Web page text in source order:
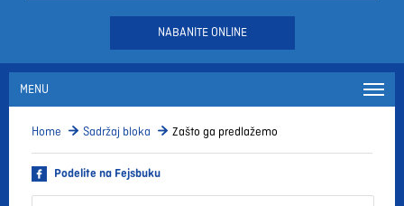
NABANITE ONLINE
MENU
Home Sadržaj bloka Zašto ga predlažemo
Podelite na Fejsbuku